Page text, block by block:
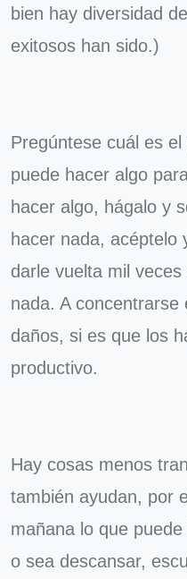
bien hay diversidad
exitosos han sido.)
Pregúntese cuál es
puede hacer algo
hacer algo, hágalo y
hacer nada, acéptelo
darle vuelta mil
nada. A
daños, si es que los
productivo.
Hay cosas menos
también ayudan, por
mañana lo que
o sea descansar,